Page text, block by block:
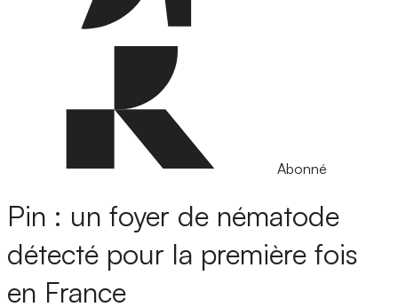
Abonné
Pin : un foyer de nématode
détecté pour la première fois
en France